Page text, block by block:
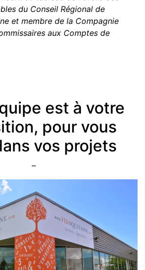
du Conseil Régional de
et membre de la Compagnie
aux Comptes de
est à votre
pour vous
vos projets
–